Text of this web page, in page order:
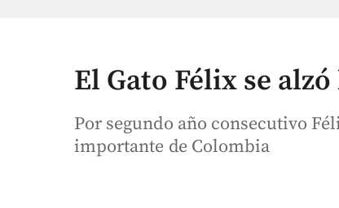
El Gato Félix se
Por segundo año consecutivo
importante de Colombia